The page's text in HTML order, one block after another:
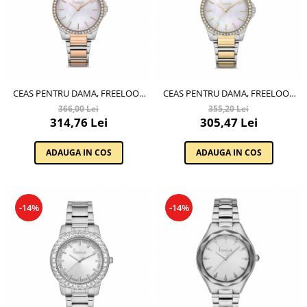
CEAS PENTRU DAMA, FREELOOK
LUMIERE, FL.1.10262.4
366,00 Lei
314,76 Lei
ADAUGA IN COS
CEAS PENTRU DAMA, FREELOOK
LUMIERE, FL.1.10262.5
355,20 Lei
305,47 Lei
ADAUGA IN COS
-14% -14%